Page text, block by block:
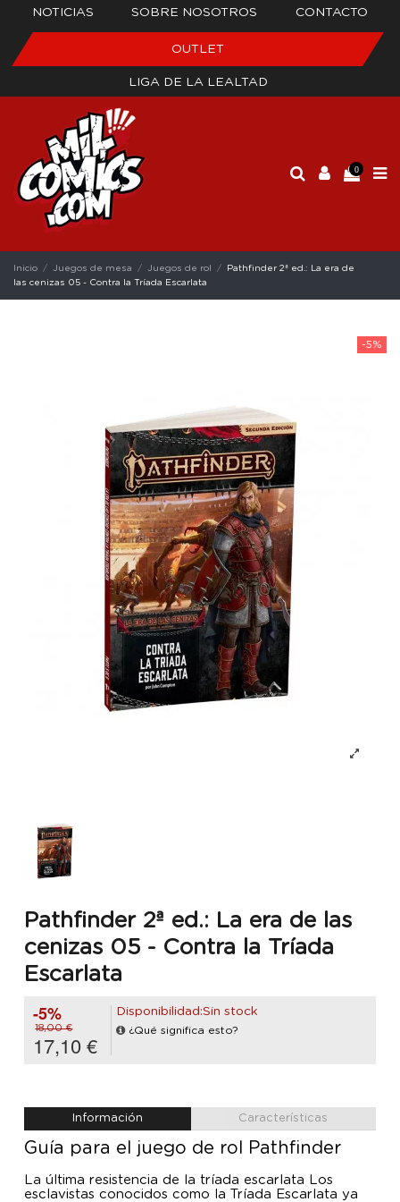
NOTICIAS SOBRE NOSOTROS CONTACTO
OUTLET
LIGA DE LA LEALTAD
0
Inicio Juegos de mesa Juegos de rol
Pathfinder 2ª ed.: La era de
las cenizas 05 - Contra la Tríada Escarlata
-5%
Pathfinder 2ª ed.: La era de las
cenizas 05 - Contra la Tríada
Escarlata
-5%
18,00 €
17,10 €
Disponibilidad:Sin stock
¿Qué significa esto?
Información Características
Guía para el juego de rol Pathfinder
La última resistencia de la tríada escarlata Los
esclavistas conocidos como la Tríada Escarlata ya